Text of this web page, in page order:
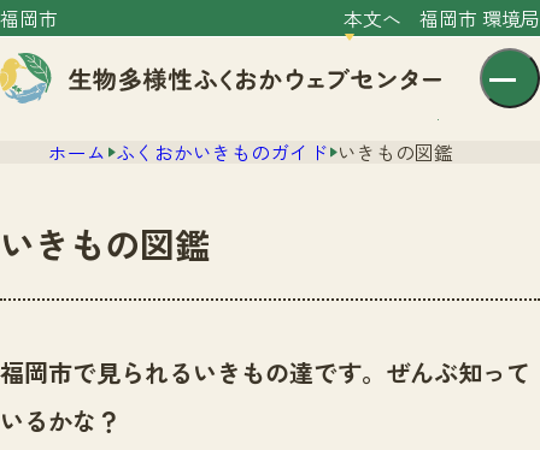
福岡市 本文へ 福岡市 環境局
センター紹介
センター紹介TOP
サイトポリシー
ニュース
いきものガイド
ホーム ふくおかいきものガイド いきもの図鑑
いきもの図鑑
福岡市で見られるいきもの達です。ぜんぶ知って
いるかな？